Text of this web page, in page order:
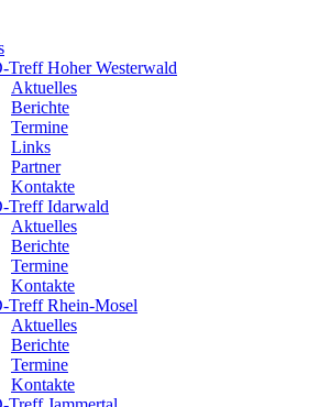
Treff Hoher Westerwald
Aktuelles
Berichte
Termine
Links
Partner
Kontakte
Treff Idarwald
Aktuelles
Berichte
Termine
Kontakte
Treff Rhein-Mosel
Aktuelles
Berichte
Termine
Kontakte